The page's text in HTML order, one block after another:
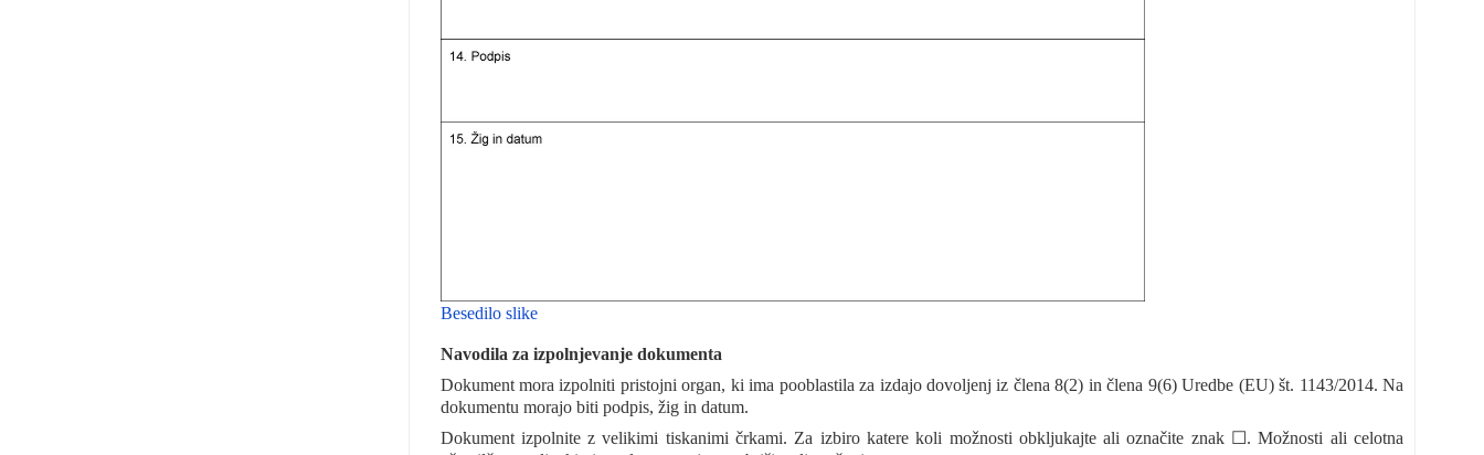
Besedilo slike
Navodila za izpolnjevanje dokumenta
Dokument mora izpolniti pristojni organ, ki ima pooblastila za izdajo dovoljenj iz člena 8(2) in člena 9(6) Uredbe (EU) št. 1143/2014. Na
dokumentu morajo biti podpis, žig in datum.
Dokument izpolnite z velikimi tiskanimi črkami. Za izbiro katere koli možnosti obkljukajte ali označite znak ☐. Možnosti ali celotna